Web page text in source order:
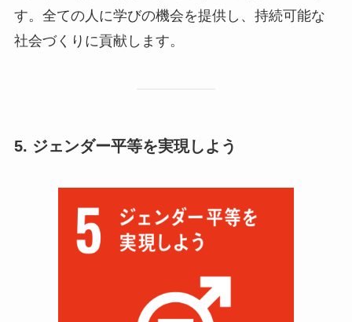
す。全ての人に学びの機会を提供し、持続可能な
社会づくりに貢献します。
5. ジェンダー平等を実現しよう